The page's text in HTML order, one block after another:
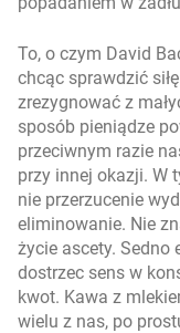
To, o czym David
chcąc sprawdzić
zrezygnować z
sposób pieniądze
przeciwnym razie
przy innej okazji. W
nie przerzucenie
eliminowanie. Nie
życie ascety. Sedno
dostrzec sens w
kwot. Kawa z
wielu z nas, po